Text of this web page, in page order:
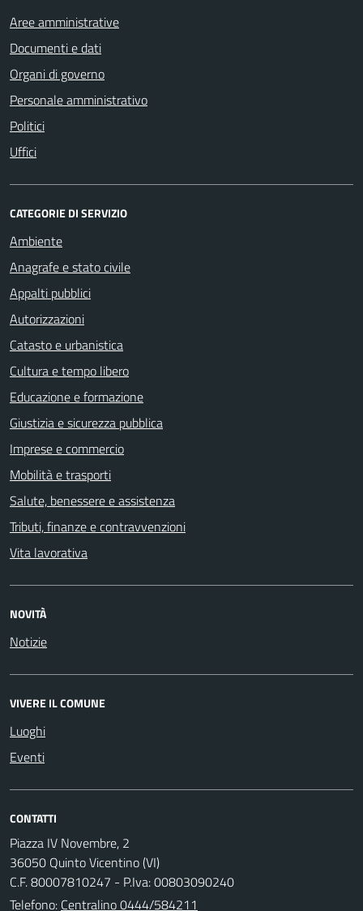
Aree amministrative
Documenti e dati
Organi di governo
Personale amministrativo
Politici
Uffici
CATEGORIE DI SERVIZIO
Ambiente
Anagrafe e stato civile
Appalti pubblici
Autorizzazioni
Catasto e urbanistica
Cultura e tempo libero
Educazione e formazione
Giustizia e sicurezza pubblica
Imprese e commercio
Mobilità e trasporti
Salute, benessere e assistenza
Tributi, finanze e contravvenzioni
Vita lavorativa
NOVITÀ
Notizie
VIVERE IL COMUNE
Luoghi
Eventi
CONTATTI
Piazza IV Novembre, 2
36050 Quinto Vicentino (VI)
C.F. 80007810247 - P.Iva: 00803090240
Telefono: Centralino 0444/584211